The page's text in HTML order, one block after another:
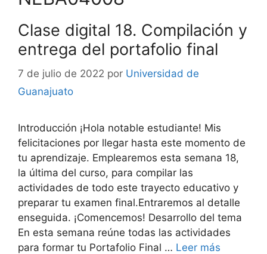
Clase digital 18. Compilación y
entrega del portafolio final
7 de julio de 2022 por Universidad de
Guanajuato
Introducción ¡Hola notable estudiante! Mis
felicitaciones por llegar hasta este momento de
tu aprendizaje. Emplearemos esta semana 18,
la última del curso, para compilar las
actividades de todo este trayecto educativo y
preparar tu examen final.Entraremos al detalle
enseguida. ¡Comencemos! Desarrollo del tema
En esta semana reúne todas las actividades
para formar tu Portafolio Final … Leer más